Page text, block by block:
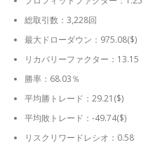
総取引数：3,228回
最大ドローダウン：975.08($)
リカバリーファクター：13.15
勝率：68.03％
平均勝トレード：29.21($)
平均敗トレード：-49.74($)
リスクリワードレシオ：0.58